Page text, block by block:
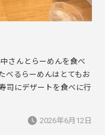
さんとらーめんを食べ
べるらーめんはとてもお
司にデザートを食べに行
2026年6月12日